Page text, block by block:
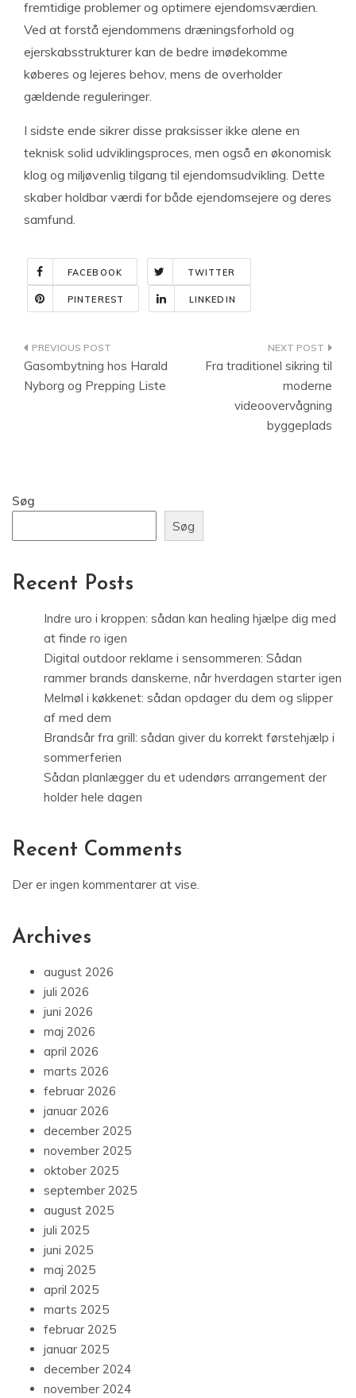
fremtidige problemer og optimere ejendomsværdien.
Ved at forstå ejendommens dræningsforhold og
ejerskabsstrukturer kan de bedre imødekomme
køberes og lejeres behov, mens de overholder
gældende reguleringer.
I sidste ende sikrer disse praksisser ikke alene en
teknisk solid udviklingsproces, men også en økonomisk
klog og miljøvenlig tilgang til ejendomsudvikling. Dette
skaber holdbar værdi for både ejendomsejere og deres
samfund.
FACEBOOK TWITTER
PINTEREST LINKEDIN
Indlægsnavigation
Gasombytning hos Harald
Nyborg og Prepping Liste
Fra traditionel sikring til
moderne
videoovervågning
byggeplads
Søg
Søg
Recent Posts
Indre uro i kroppen: sådan kan healing hjælpe dig med
at finde ro igen
Digital outdoor reklame i sensommeren: Sådan
rammer brands danskerne, når hverdagen starter igen
Melmøl i køkkenet: sådan opdager du dem og slipper
af med dem
Brandsår fra grill: sådan giver du korrekt førstehjælp i
sommerferien
Sådan planlægger du et udendørs arrangement der
holder hele dagen
Recent Comments
Der er ingen kommentarer at vise.
Archives
august 2026
juli 2026
juni 2026
maj 2026
april 2026
marts 2026
februar 2026
januar 2026
december 2025
november 2025
oktober 2025
september 2025
august 2025
juli 2025
juni 2025
maj 2025
april 2025
marts 2025
februar 2025
januar 2025
december 2024
november 2024